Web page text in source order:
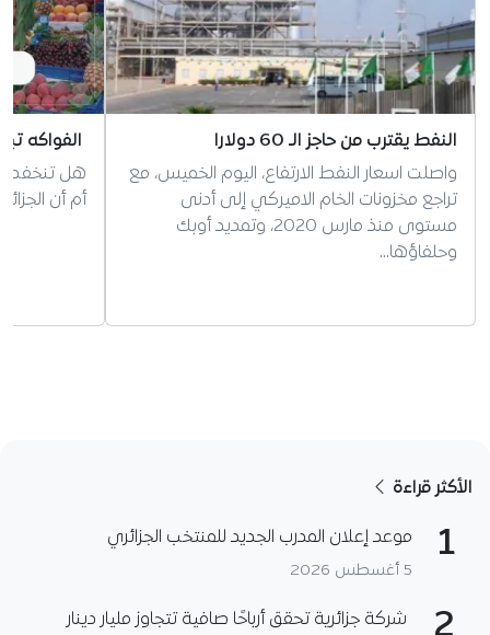
النفط يقترب من حاجز الـ 60 دولارا
واصلت اسعار النفط الارتفاع، اليوم الخميس، مع
تراجع مخزونات الخام الاميركي إلى أدنى
مستوى منذ مارس 2020، وتمديد أوبك
وحلفاؤها…
الفواكه
هل تنخفض
أم أن
الأكثر قراءة
1 موعد إعلان المدرب الجديد للمنتخب الجزائري
5 أغسطس 2026
شركة جزائرية تحقق أرباحًا صافية تتجاوز مليار دينار